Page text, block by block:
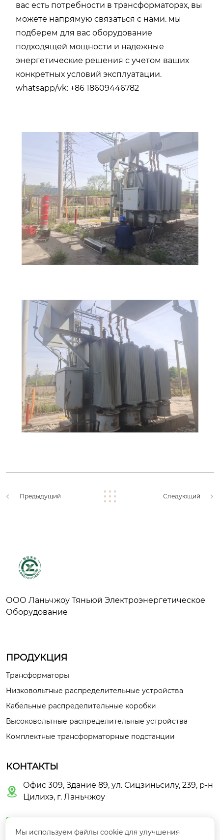
вас есть потребности в трансформаторах, вы
можете напрямую связаться с нами. мы
подберем для вас оборудование
подходящей мощности и надежные
энергетические решения с учетом ваших
конкретных условий эксплуатации.
whatsapp/vk: +86 18609446782
Предыдущий Следующий
ООО Ланьчжоу Тяньюй Электроэнергетическое
Оборудование
ПРОДУКЦИЯ
Трансформаторы
Низковольтные распределительные устройства
Кабельные распределительные коробки
Высоковольтные распределительные устройства
Комплектные трансформаторные подстанции
КОНТАКТЫ

Офис 309, Здание 89, ул. Сицзиньсилу, 239, р-н
Цилихэ, г. Ланьчжоу

Мы используем файлы cookie для улучшения